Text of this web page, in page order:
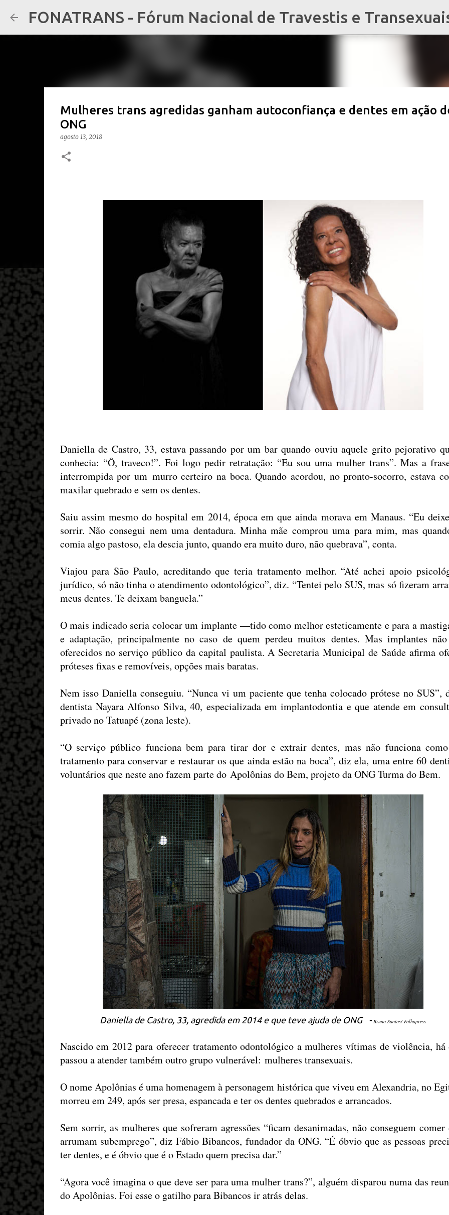
Pular para o conteúdo principal
FONATRANS - Fórum Nacional de Travestis e
Mulheres trans agredidas ganham autoconfiança e dentes em ação
ONG
agosto 13, 2018
Daniella de Castro, 33, estava passando por um bar quando ouviu aquele grito pejorativo
conhecia: “Ô, traveco!”. Foi logo pedir retratação: “Eu sou uma mulher trans”. Mas a
interrompida por um murro certeiro na boca. Quando acordou, no pronto-socorro, estava
maxilar quebrado e sem os dentes.
Saiu assim mesmo do hospital em 2014, época em que ainda morava em Manaus. “Eu
sorrir. Não consegui nem uma dentadura. Minha mãe comprou uma para mim, mas
comia algo pastoso, ela descia junto, quando era muito duro, não quebrava”, conta.
Viajou para São Paulo, acreditando que teria tratamento melhor. “Até achei apoio
jurídico, só não tinha o atendimento odontológico”, diz. “Tentei pelo SUS, mas só fizeram
meus dentes. Te deixam banguela.”
O mais indicado seria colocar um implante —tido como melhor esteticamente e para a
e adaptação, principalmente no caso de quem perdeu muitos dentes. Mas implantes nã
oferecidos no serviço público da capital paulista. A Secretaria Municipal de Saúde afirma
próteses fixas e removíveis, opções mais baratas.
Nem isso Daniella conseguiu. “Nunca vi um paciente que tenha colocado prótese no SUS”,
dentista Nayara Alfonso Silva, 40, especializada em implantodontia e que atende em
privado no Tatuapé (zona leste).
“O serviço público funciona bem para tirar dor e extrair dentes, mas não funciona
tratamento para conservar e restaurar os que ainda estão na boca”, diz ela, uma entre 60
voluntários que neste ano fazem parte do Apolônias do Bem, projeto da ONG Turma do Bem.
Daniella de Castro, 33, agredida em 2014 e que teve ajuda de ONG -Bruno Santos/ Folhapress
Nascido em 2012 para oferecer tratamento odontológico a mulheres vítimas de violência, há
passou a atender também outro grupo vulnerável: mulheres transexuais.
O nome Apolônias é uma homenagem à personagem histórica que viveu em Alexandria, no
morreu em 249, após ser presa, espancada e ter os dentes quebrados e arrancados.
Sem sorrir, as mulheres que sofreram agressões “ficam desanimadas, não conseguem comer
arrumam subemprego”, diz Fábio Bibancos, fundador da ONG. “É óbvio que as pessoas
ter dentes, e é óbvio que é o Estado quem precisa dar.”
“Agora você imagina o que deve ser para uma mulher trans?”, alguém disparou numa das
do Apolônias. Foi esse o gatilho para Bibancos ir atrás delas.